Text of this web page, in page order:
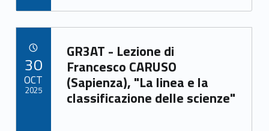
e
b
o
o
k
to
d
o
n
ai
l
ar
e
Link identifier archive #link-archive-35958
GR3AT - Lezione di
Francesco CARUSO
(Sapienza), "La linea e la
classificazione delle scienze"
30
OCT
2025